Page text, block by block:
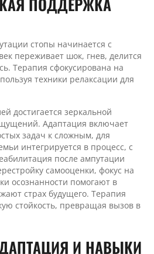
стопы начинается с
переживает шок, гнев, делится
Терапия сфокусирована на
техники релаксации для
достигается зеркальной
Адаптация включает
задач к сложным, для
интегрируется в процесс, с
после ампутации
самооценки, фокус на
осознанности помогают в
страх будущего. Терапия
стойкость, превращая вызов в
И НАВЫКИ